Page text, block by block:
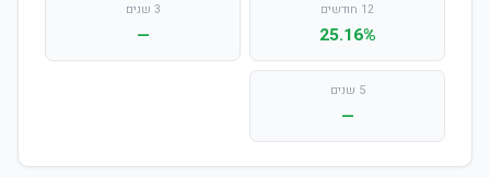
12 חודשים
25.16%
3 שנים
—
5 שנים
—